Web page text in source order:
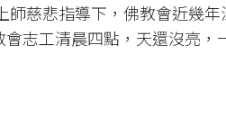
慈悲指導下，佛教會近幾
志工清晨四點，天還沒亮